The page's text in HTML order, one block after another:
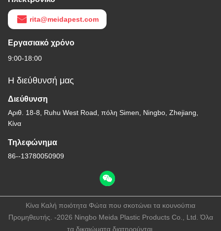
rita@meidapest.com
Εργασιακό χρόνο
9:00-18:00
Η διεύθυνσή μας
Διεύθυνση
Αριθ. 18-8, Ruhu West Road, πόλη Simen, Ningbo, Zhejiang,
Κίνα
Τηλεφώνημα
86--13780050909
Κίνα Καλή ποιότητα Φώτα που σκοτώνει τα κουνούπια
Προμηθευτής. -2026 Ningbo Meida Plastic Products Co., Ltd. Όλα
τα δικαιώματα διατηρούνται.